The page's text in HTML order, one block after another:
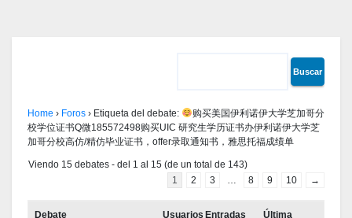
Home › Foros › Etiqueta del debate:
购买美国伊利诺伊大学芝加哥分
校学位证书Q微185572498购买UIC 研究生学历证书办伊利诺伊大学芝
加哥分校高仿/精仿毕业证书，offer录取通知书，雅思托福成绩单
Viendo 15 debates - del 1 al 15 (de un total de 143)
1
2 3 … 8 9 10 →
Debate Usuarios Entradas
Última